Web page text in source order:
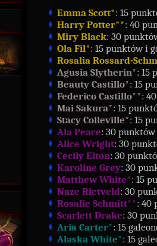
Emma Scott*: 15
Harry Potter**: 40
Miry Black: 30
Ola Fil*: 15 punktów i
Rosalia Rossard-
Agusia Slytherin*: 15
Beauty Castillo*: 15
Federico Castillo**:
Mai Sakura*: 15
Stacy Colleville*: 15
Ala Peace: 30
Alice Wright: 30
Cecily Elton: 30
Karoline Grey: 30
Matthew White*: 15
Naze Rietveld: 30
Rosalie Schmitt**: 40
Scarlett Drake: 30
Aria Carter*: 15
Alaska White*: 15